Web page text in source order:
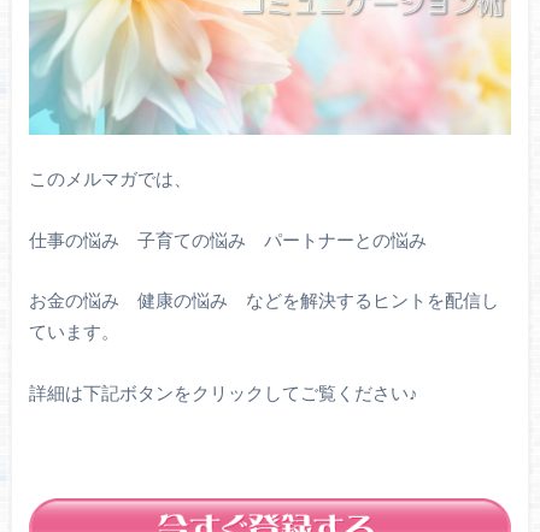
このメルマガでは、
仕事の悩み 子育ての悩み パートナーとの悩み
お金の悩み 健康の悩み などを解決するヒントを配信し
ています。
詳細は下記ボタンをクリックしてご覧ください♪